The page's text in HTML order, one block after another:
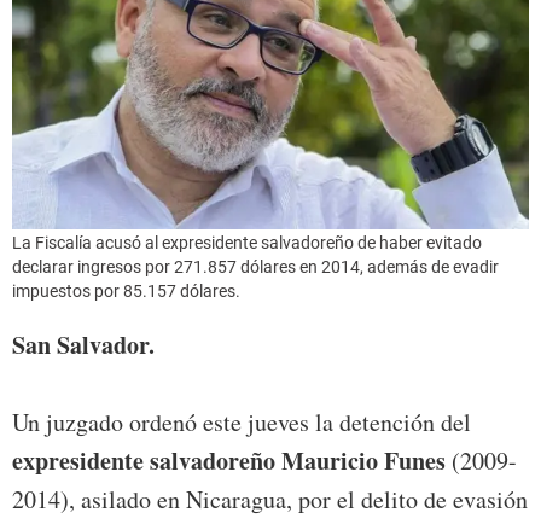
La Fiscalía acusó al expresidente salvadoreño de haber evitado
declarar ingresos por 271.857 dólares en 2014, además de evadir
impuestos por 85.157 dólares.
San Salvador.
Un juzgado ordenó este jueves la detención del
expresidente salvadoreño Mauricio Funes (2009-
2014), asilado en Nicaragua, por el delito de evasión